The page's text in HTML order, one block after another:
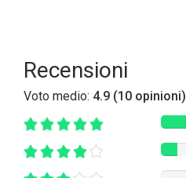
Recensioni
Voto medio: 4.9 (10 opinioni)